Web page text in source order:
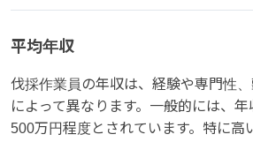
平均年収
伐採作業員の年収は、経験や専門性
によって異なります。一般的には、
500万円程度とされています。特に高